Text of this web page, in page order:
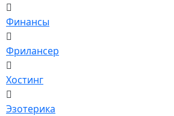
Финансы
Фрилансер
Хостинг
Эзотерика